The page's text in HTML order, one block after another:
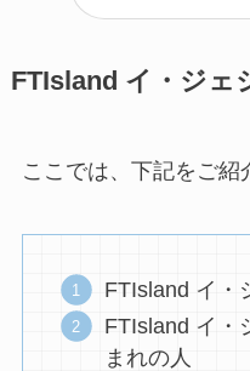
FTIsland イ・ジェ
ここでは、下記をご紹
FTIsland イ・
FTIsland イ・
まれの人